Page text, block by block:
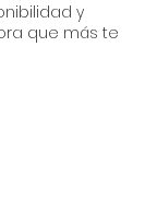
y
que más te